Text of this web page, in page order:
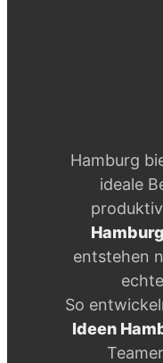
Hamburg
ideale
Hamburg
entstehen
So
Ideen